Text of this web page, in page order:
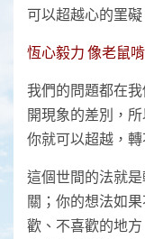
可以超越心的罣礙
恆心毅力 像老鼠
我們的問題都在
開現象的差別，
你就可以超越，
這個世間的法就
關；你的想法如
歡、不喜歡的地